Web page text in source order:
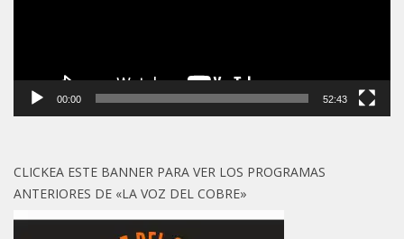
00:00 52:43
CLICKEA ESTE BANNER PARA VER LOS PROGRAMAS
ANTERIORES DE «LA VOZ DEL COBRE»